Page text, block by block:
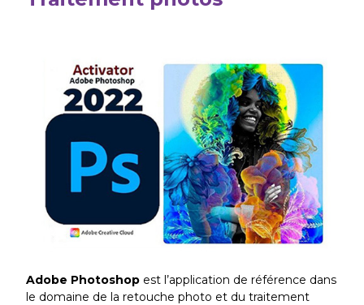
Adobe Photoshop est l’application de référence dans
le domaine de la retouche photo et du traitement